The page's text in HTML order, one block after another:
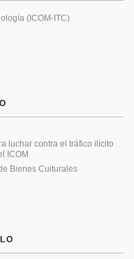
luchar contra el tráfico ilícito
ICOM
Bienes Culturales
(ICOM-ITC)